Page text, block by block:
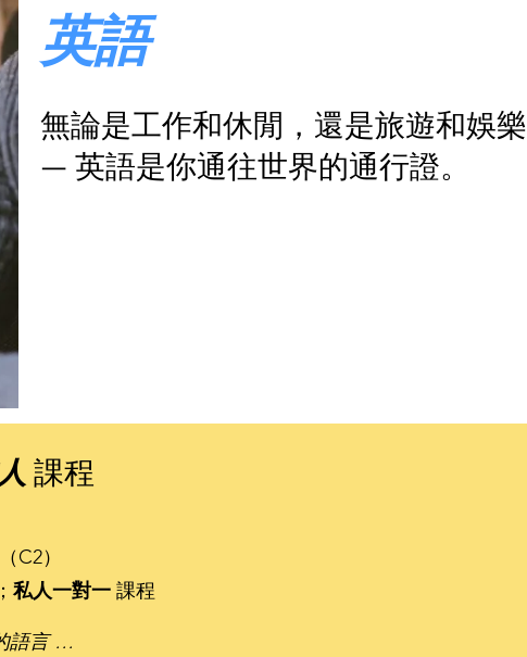
英語
無論是工作和休閒，還是旅遊和娛樂
— 英語是你通往世界的通行證。
課程
C2）
私人一對一 課程
語言 …